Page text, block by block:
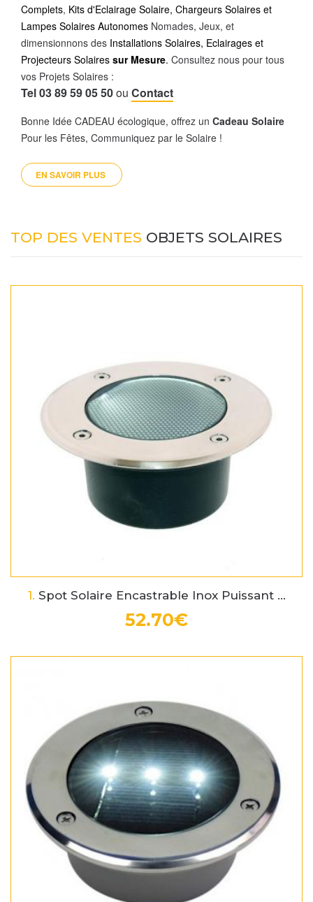
Complets, Kits d'Eclairage Solaire, Chargeurs Solaires et
Lampes Solaires Autonomes Nomades, Jeux, et
dimensionnons des Installations Solaires, Eclairages et
Projecteurs Solaires sur Mesure. Consultez nous pour tous
vos Projets Solaires :
Tel 03 89 59 05 50ou Contact
Bonne Idée CADEAU écologique, offrez un Cadeau Solaire
Pour les Fêtes, Communiquez par le Solaire !
EN SAVOIR PLUS 
TOP DES VENTES OBJETS SOLAIRES
1. Spot Solaire Encastrable Inox Puissant ...
52.70€